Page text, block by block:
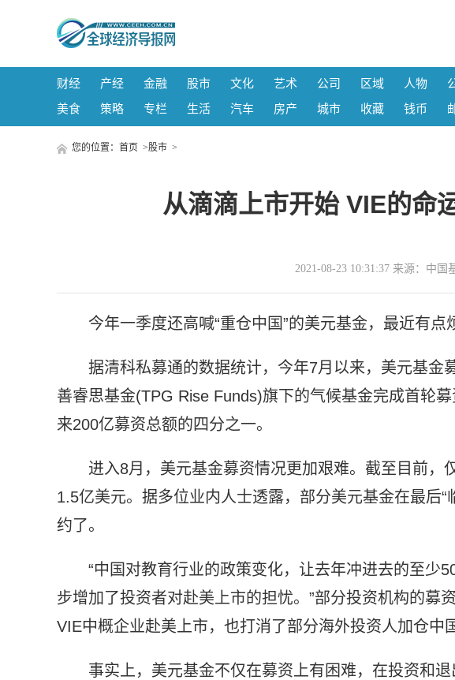
财经 产经 金融 股市 文化 艺术 公司 区域 人物
美食
策略 专栏 生活 汽车 房产 城市 收藏 钱币
您的位置： 首页 >股市 >
从滴滴上市开始 VIE的命
2021-08-23 10:31:37 来源：中国
今年一季度还高喊“重仓中国”的美元基金，最近有点
据清科私募通的数据统计，今年7月以来，美元基金
善睿思基金(TPG Rise Funds)旗下的气候基金完成首轮
来200亿募资总额的四分之一。
进入8月，美元基金募资情况更加艰难。截至目前，
1.5亿美元。据多位业内人士透露，部分美元基金在最后
约了。
“中国对教育行业的政策变化，让去年冲进去的至少
步增加了投资者对赴美上市的担忧。”部分投资机构的募
VIE中概企业赴美上市，也打消了部分海外投资人加仓中国
事实上，美元基金不仅在募资上有困难，在投资和退